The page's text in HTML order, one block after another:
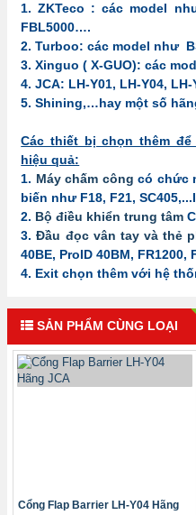
1. ZKTeco : các model
FBL5000….
2. Turboo: các model như
3. Xinguo ( X-GUO): các
4. JCA: LH-Y01, LH-Y04, LH-
5. Shining,…hay một số
Các thiết bị chọn thêm
hiệu quả:
1. Máy chấm công có chức
biến như F18, F21,
2. Bộ điều khiển trung tâm
3.Đầu đọc vân tay và thẻ
40BE, ProID 40BM, FR1200,
4. Exit chọn thêm với hệ
SẢN PHẨM CÙNG LOẠI
Cổng Flap Barrier LH-Y04 Hãng